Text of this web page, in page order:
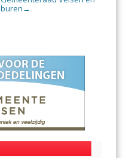
buren →